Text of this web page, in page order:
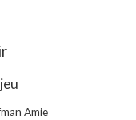
jeu
Amie